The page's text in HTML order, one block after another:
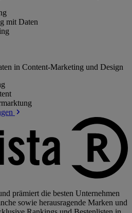
mit Daten
in Content-Marketing und Design
prämiert die besten Unternehmen
sowie herausragende Marken und